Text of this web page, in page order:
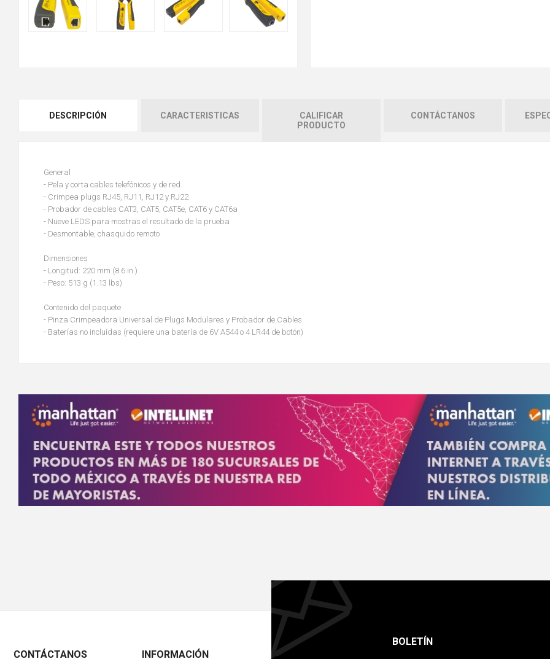
DESCRIPCIÓN CARACTERISTICAS
CALIFICAR
PRODUCTO
CONTÁCTANOS
General
- Pela y corta cables telefónicos y de red.
- Crimpea plugs RJ45, RJ11, RJ12 y RJ22
- Probador de cables CAT3, CAT5, CAT5e, CAT6 y CAT6a
- Nueve LEDS para mostras el resultado de la prueba
- Desmontable, chasquido remoto
Dimensiones
- Longitud: 220 mm (8.6 in.)
- Peso: 513 g (1.13 lbs)
Contenido del paquete
- Pinza Crimpeadora Universal de Plugs Modulares y Probador de Cables
- Baterías no incluídas (requiere una batería de 6V A544 o 4 LR44 de botón)
BOLETÍN
CONTÁCTANOS
INFORMACIÓN